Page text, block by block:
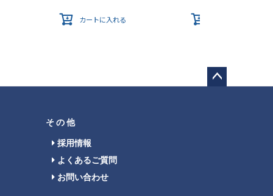
カートに入れる
その他
採用情報
よくあるご質問
お問い合わせ